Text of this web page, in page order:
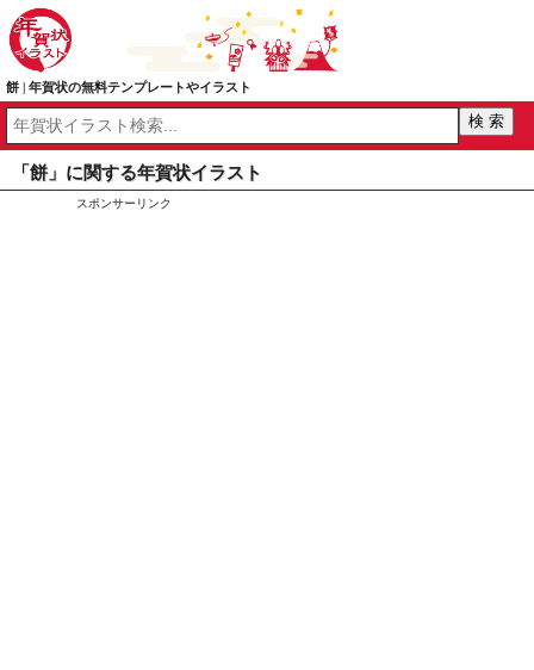
餅 | 年賀状の無料テンプレートやイラスト
「餅」に関する年賀状イラスト
スポンサーリンク